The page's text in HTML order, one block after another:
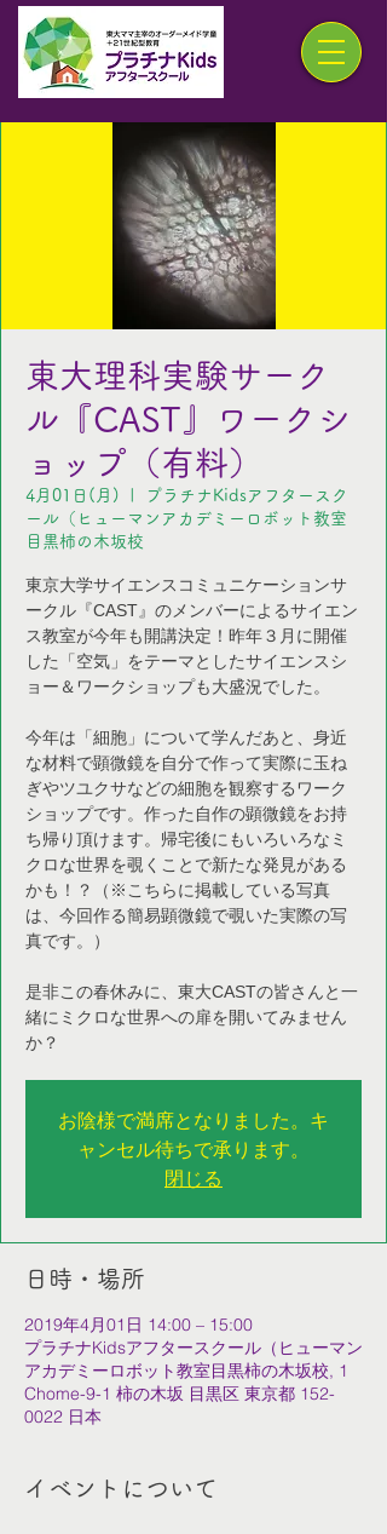
東大理科実験サーク
ル『CAST』ワークシ
ョップ（有料）
4月01日(月)
プラチナKidsアフタースク
ール（ヒューマンアカデミーロボット教室
目黒柿の木坂校
東京大学サイエンスコミュニケーションサ
ークル『CAST』のメンバーによるサイエン
ス教室が今年も開講決定！昨年３月に開催
した「空気」をテーマとしたサイエンスシ
ョー＆ワークショップも大盛況でした。
今年は「細胞」について学んだあと、身近
な材料で顕微鏡を自分で作って実際に玉ね
ぎやツユクサなどの細胞を観察するワーク
ショップです。作った自作の顕微鏡をお持
ち帰り頂けます。帰宅後にもいろいろなミ
クロな世界を覗くことで新たな発見がある
かも！？（※こちらに掲載している写真
は、今回作る簡易顕微鏡で覗いた実際の写
真です。）
是非この春休みに、東大CASTの皆さんと一
緒にミクロな世界への扉を開いてみません
か？
お陰様で満席となりました。キ
ャンセル待ちで承ります。
閉じる
日時・場所
2019年4月01日 14:00 – 15:00
プラチナKidsアフタースクール（ヒューマン
アカデミーロボット教室目黒柿の木坂校, 1
Chome-9-1 柿の木坂 目黒区 東京都 152-
0022 日本
イベントについて